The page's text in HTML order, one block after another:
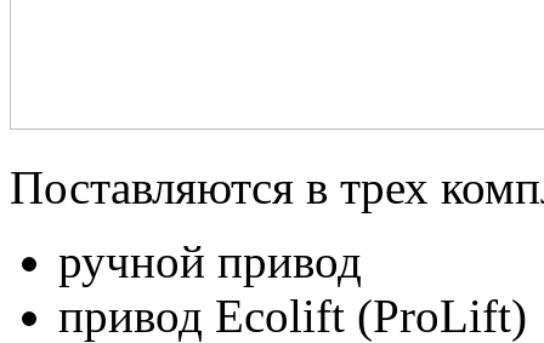
Поставляются в трех
ручной привод
привод Ecolift (ProLift)